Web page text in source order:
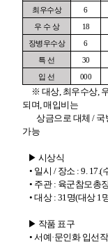
최우수상
6
우 수 상
18
장병우수상
6
특 선
30
입 선
000
※ 대상, 최우수상,
되며, 매입비는
상금으로 대체 / 국
가능
▶ 시상식
• 일시 / 장소 : 9.
• 주관 : 육군참모총
• 대상 : 31명(대상 1
▶ 작품 표구
• 서예·문인화 입선